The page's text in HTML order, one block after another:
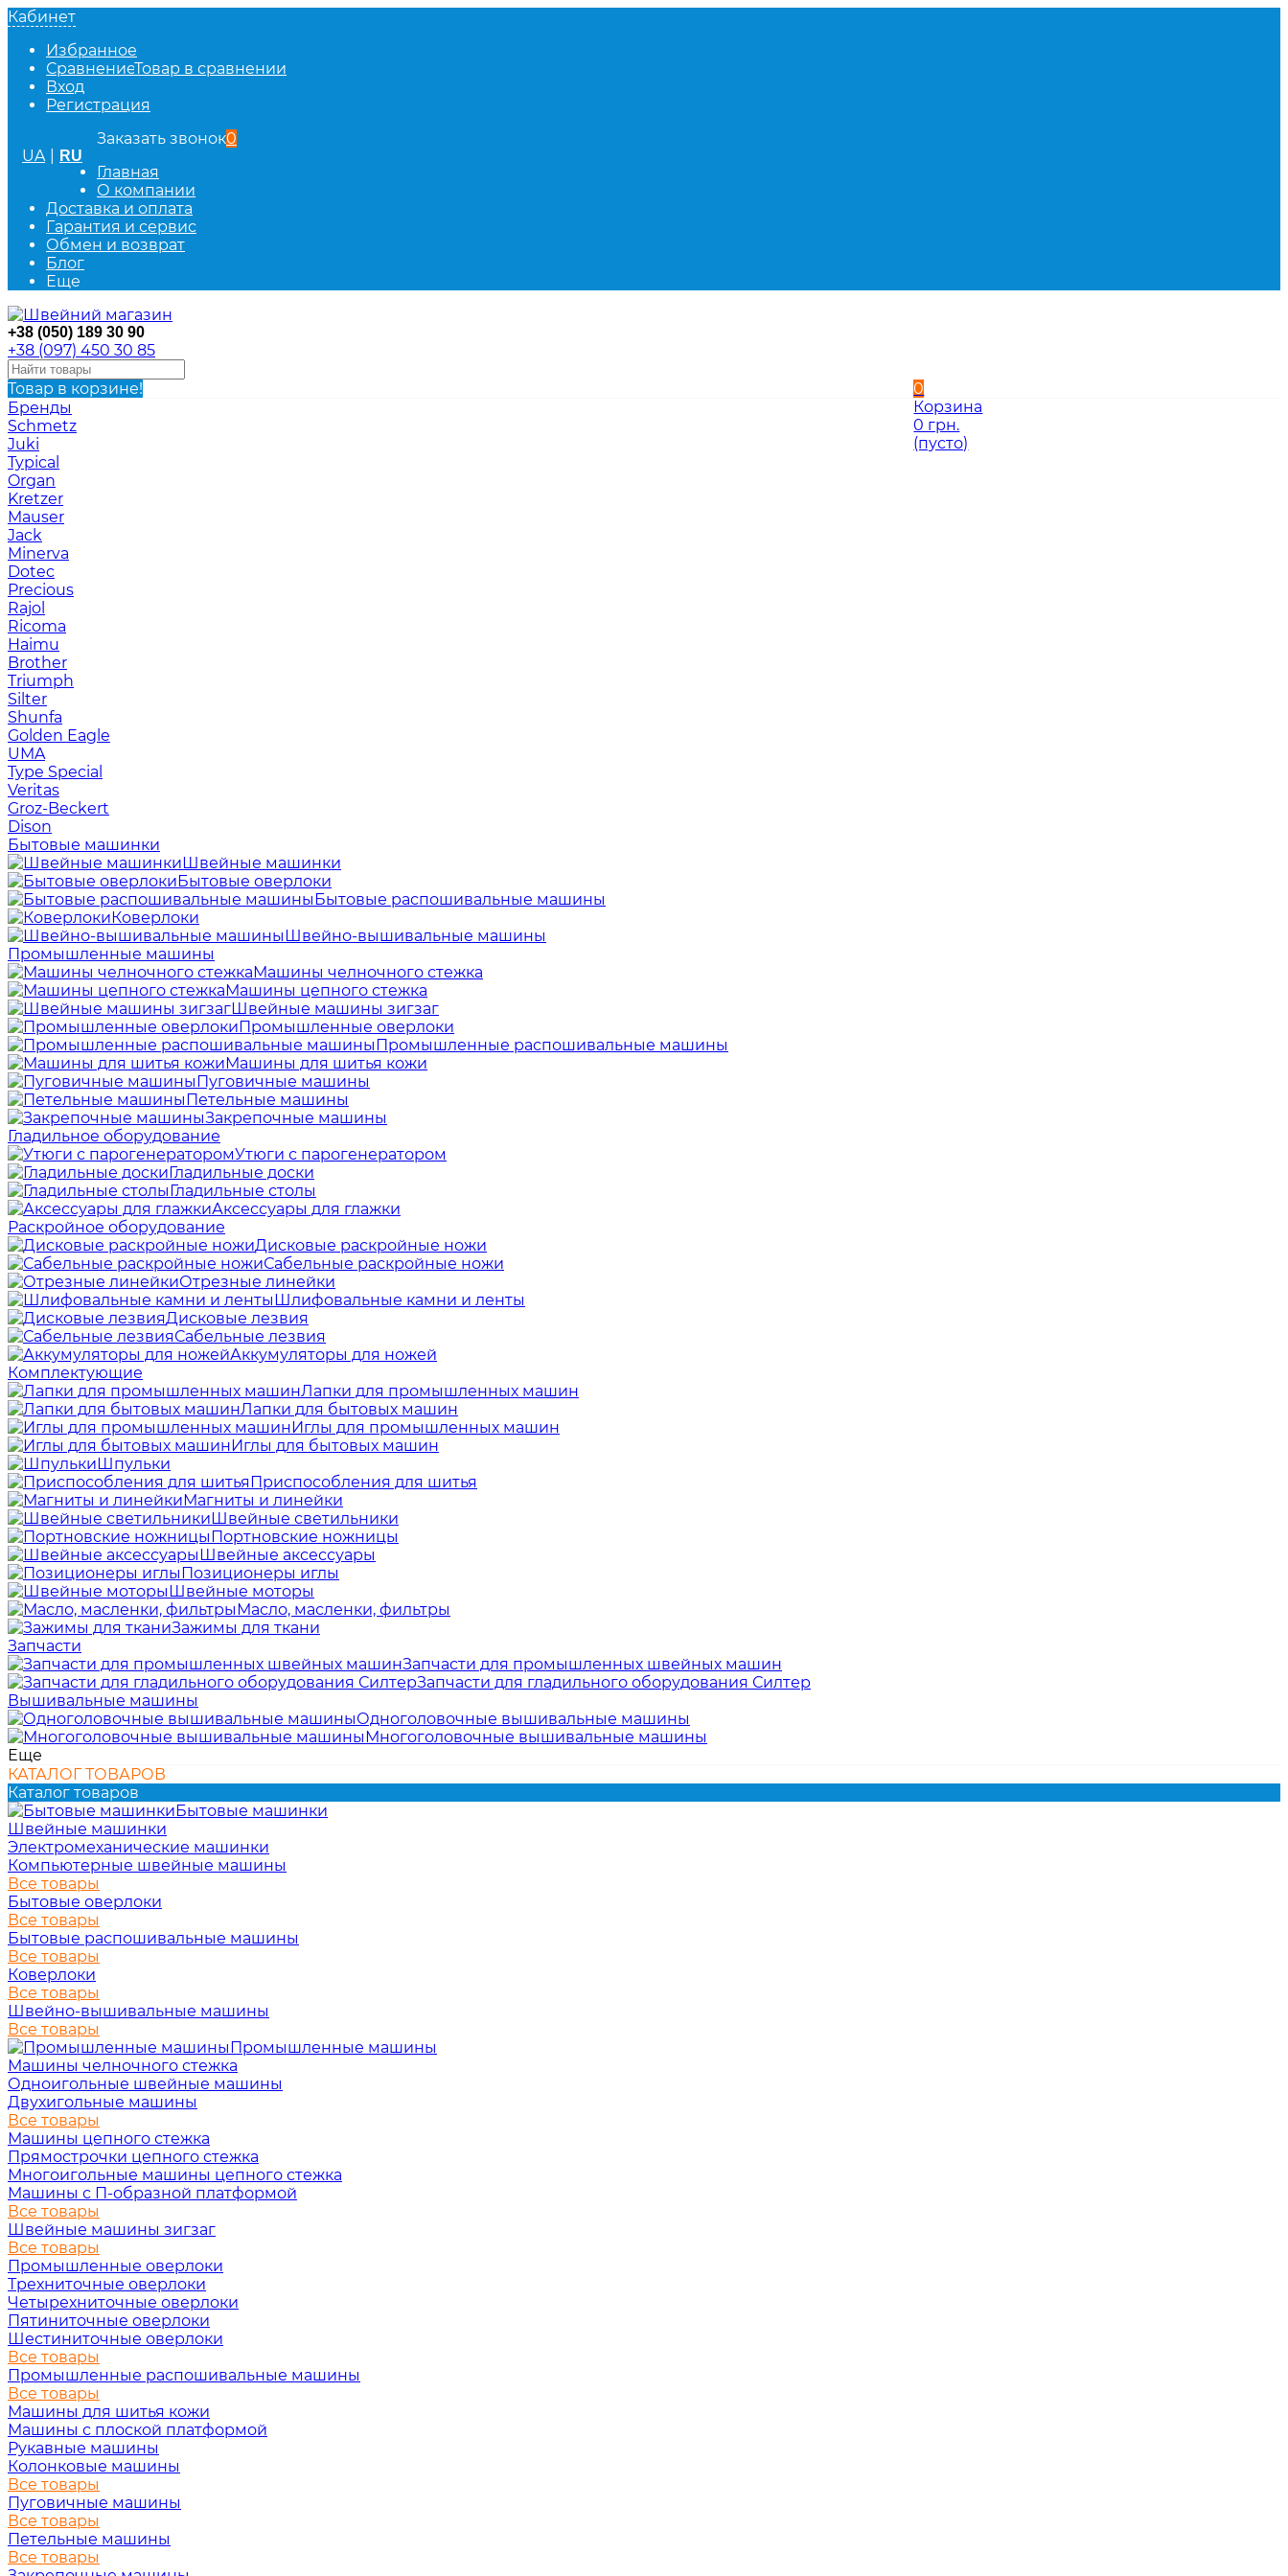
Кабинет
Избранное
СравнениеТовар в сравнении
Вход
Регистрация
Заказать звонок
UA
RU
0
Главная
О компании
Доставка и оплата
Гарантия и сервис
Обмен и возврат
Блог
Еще
+38 (050) 189 30 90
+38 (097) 450 30 85
0
Корзина
0 грн.
(пусто)
Товар в корзине!
Бренды
Schmetz
Juki
Typical
Organ
Kretzer
Mauser
Jack
Minerva
Dotec
Precious
Rajol
Ricoma
Haimu
Brother
Triumph
Silter
Shunfa
Golden Eagle
UMA
Type Special
Veritas
Groz-Beckert
Dison
Бытовые машинки
Швейные машинки
Бытовые оверлоки
Бытовые распошивальные машины
Коверлоки
Швейно-вышивальные машины
Промышленные машины
Машины челночного стежка
Машины цепного стежка
Швейные машины зигзаг
Промышленные оверлоки
Промышленные распошивальные машины
Машины для шитья кожи
Пуговичные машины
Петельные машины
Закрепочные машины
Гладильное оборудование
Утюги с парогенератором
Гладильные доски
Гладильные столы
Аксессуары для глажки
Раскройное оборудование
Дисковые раскройные ножи
Сабельные раскройные ножи
Отрезные линейки
Шлифовальные камни и ленты
Дисковые лезвия
Сабельные лезвия
Аккумуляторы для ножей
Комплектующие
Лапки для промышленных машин
Лапки для бытовых машин
Иглы для промышленных машин
Иглы для бытовых машин
Шпульки
Приспособления для шитья
Магниты и линейки
Швейные светильники
Портновские ножницы
Швейные аксессуары
Позиционеры иглы
Швейные моторы
Масло, масленки, фильтры
Зажимы для ткани
Запчасти
Запчасти для промышленных швейных машин
Запчасти для гладильного оборудования Силтер
Вышивальные машины
Одноголовочные вышивальные машины
Многоголовочные вышивальные машины
Еще
КАТАЛОГ ТОВАРОВ
Каталог товаров
Бытовые машинки
Швейные машинки
Электромеханические машинки
Компьютерные швейные машины
Все товары
Бытовые оверлоки
Все товары
Бытовые распошивальные машины
Все товары
Коверлоки
Все товары
Швейно-вышивальные машины
Все товары
Промышленные машины
Машины челночного стежка
Одноигольные швейные машины
Двухигольные машины
Все товары
Машины цепного стежка
Прямострочки цепного стежка
Многоигольные машины цепного стежка
Машины с П-образной платформой
Все товары
Швейные машины зигзаг
Все товары
Промышленные оверлоки
Трехниточные оверлоки
Четырехниточные оверлоки
Пятиниточные оверлоки
Шестиниточные оверлоки
Все товары
Промышленные распошивальные машины
Все товары
Машины для шитья кожи
Машины с плоской платформой
Рукавные машины
Колонковые машины
Все товары
Пуговичные машины
Все товары
Петельные машины
Все товары